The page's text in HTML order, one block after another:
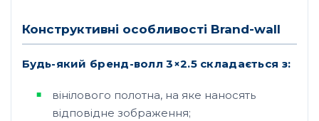
Конструктивні особливості Brand-wall
Будь-який бренд-волл 3×2.5 складається з:
вінілового полотна, на яке наносять
відповідне зображення;